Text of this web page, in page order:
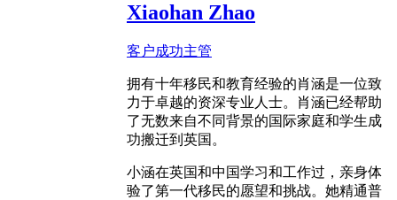
Xiaohan Zhao
客户成功主管
拥有十年移民和教育经验的肖涵是一位致
力于卓越的资深专业人士。肖涵已经帮助
了无数来自不同背景的国际家庭和学生成
功搬迁到英国。
小涵在英国和中国学习和工作过，亲身体
验了第一代移民的愿望和挑战。她精通普